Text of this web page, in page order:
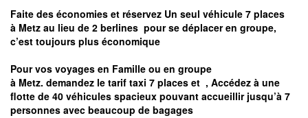
Faite des économies et réservez Un seul véhicule 7 places
à Metz au lieu de 2 berlines pour se déplacer en groupe,
c’est toujours plus économique
Pour vos voyages en Famille ou en groupe
à Metz. demandez le tarif taxi 7 places et , Accédez à une
flotte de 40 véhicules spacieux pouvant accueillir jusqu’à 7
personnes avec beaucoup de bagages